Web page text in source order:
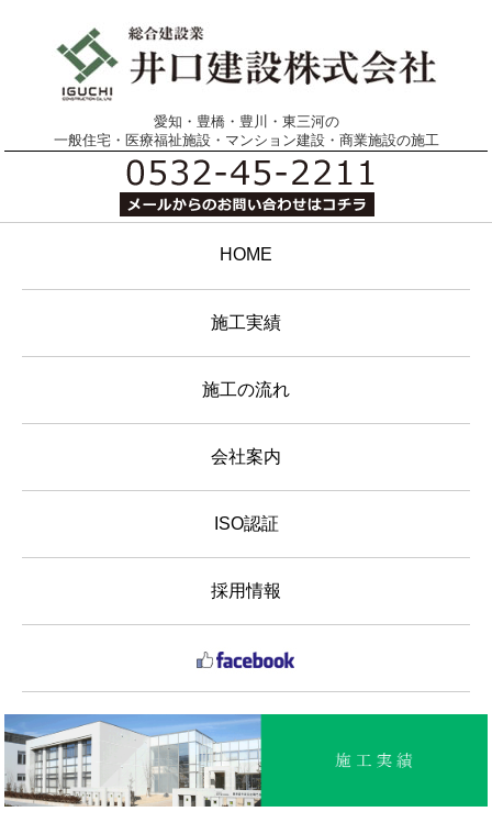
愛知・豊橋・豊川・東三河の
一般住宅・医療福祉施設・マンション建設・商業施設の施工
HOME
施工実績
施工の流れ
会社案内
ISO認証
採用情報